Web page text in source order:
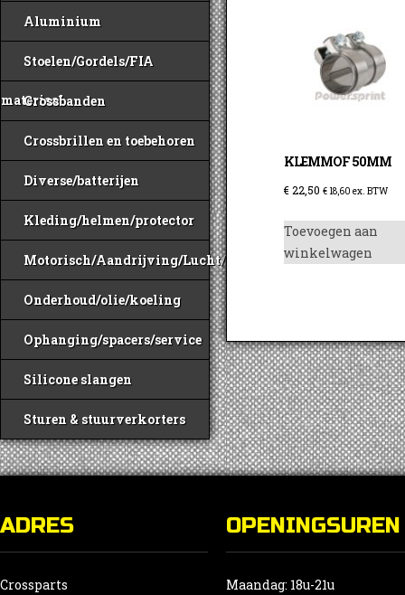
Aluminium
Stoelen/Gordels/FIA
materiaal
Crossbanden
Crossbrillen en toebehoren
Diverse/batterijen
Kleding/helmen/protector
Motorisch/Aandrijving/Lucht/Benzine
Onderhoud/olie/koeling
Ophanging/spacers/service
Silicone slangen
Sturen & stuurverkorters
KLEMMOF 50MM
€22,50 € 18,60 ex. BTW
Toevoegen aan
winkelwagen
ADRES
Crossparts
OPENINGSUREN
Maandag: 18u-21u